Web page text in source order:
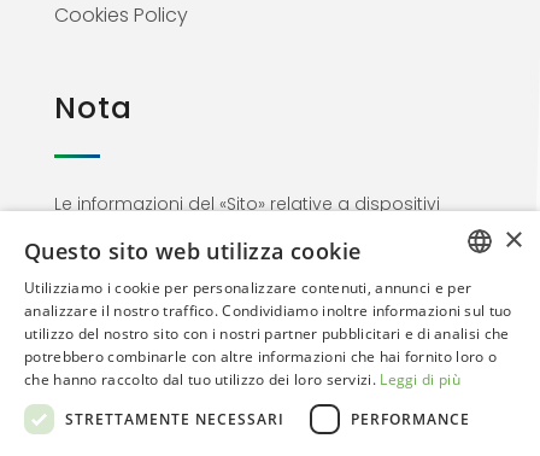
Cookies Policy
Nota
Le informazioni del «Sito» relative a dispositivi
materiale informativo rivolto esclusivamente al
personale medico. Proseguendo nella
navigazione l’utente dichiara di essere un
Professionista dell’area sanitaria
ITALIAN
ENGLISH
×
Questo sito web utilizza cookie
Utilizziamo i cookie per personalizzare contenuti, annunci e per
analizzare il nostro traffico. Condividiamo inoltre informazioni sul tuo
utilizzo del nostro sito con i nostri partner pubblicitari e di analisi che
potrebbero combinarle con altre informazioni che hai fornito loro o
che hanno raccolto dal tuo utilizzo dei loro servizi. Leggi di più
STRETTAMENTE NECESSARI
PERFORMANCE